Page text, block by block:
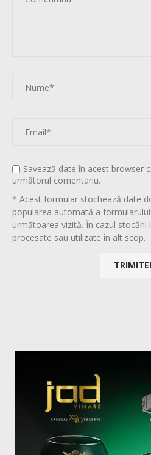
Savează date în acest browser
următorul comentariu.
* Acest formular stochează date
popularea automată a
următoarea vizită. În cazul stocării
procesate sau utilizate în alt scop.